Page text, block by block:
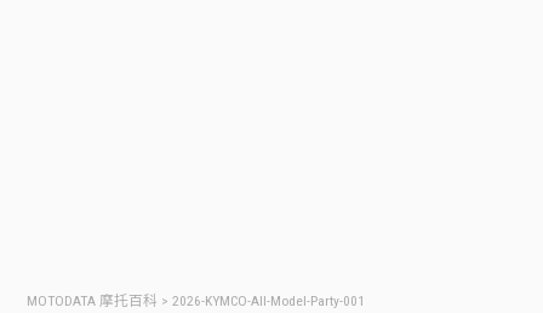
MOTODATA 摩托百科 > 2026-KYMCO-All-Model-Party-001